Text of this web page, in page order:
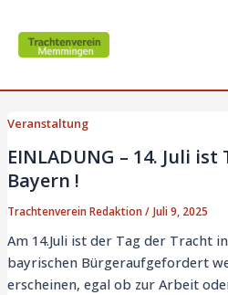
Inhalt
springen
Veranstaltung
EINLADUNG – 14. Juli
Bayern !
Trachtenverein Redaktion/ Juli 9, 2025
Am 14.Juli ist der Tag der Tracht
bayrischen Bürgeraufgefordert
erscheinen, egal ob zur Arbeit